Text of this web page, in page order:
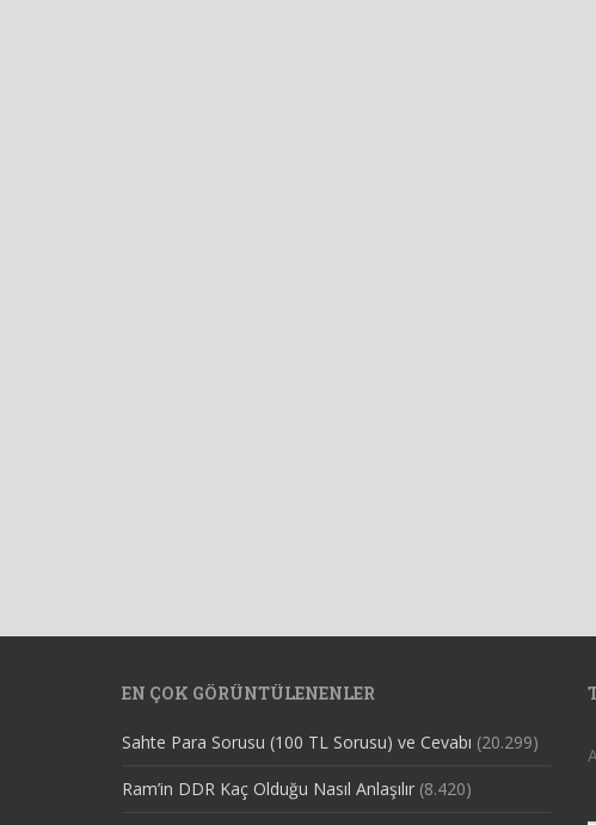
EN ÇOK GÖRÜNTÜLENENLER
Sahte Para Sorusu (100 TL Sorusu) ve Cevabı (20.299)
Ram’in DDR Kaç Olduğu Nasıl Anlaşılır (8.420)